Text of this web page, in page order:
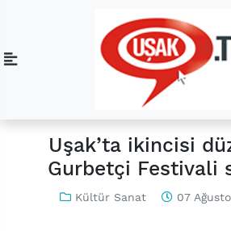
Uşak’ta ikincisi
Gurbetçi Festivali
Kültür Sanat 07